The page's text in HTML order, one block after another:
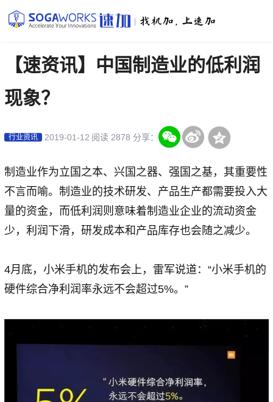
【速资讯】中国制造业的低利润
现象？
行业资讯 2019-01-12 阅读 2878 分享：
制造业作为立国之本、兴国之器、强国之基，其重要性
不言而喻。制造业的技术研发、产品生产都需要投入大
量的资金，而低利润则意味着制造业企业的流动资金
少，利润下滑，研发成本和产品库存也会随之减少。
4月底，小米手机的发布会上，雷军说道：“小米手机的
硬件综合净利润率永远不会超过5%。”